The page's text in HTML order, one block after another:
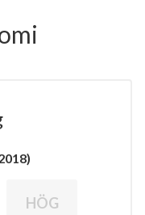
HÖG